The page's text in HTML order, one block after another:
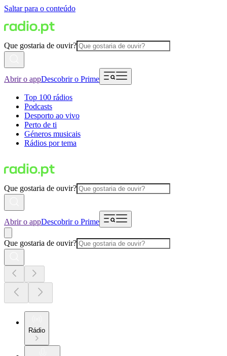
Saltar para o conteúdo
Que gostaria de ouvir?
Abrir o appDescobrir o Prime
Top 100 rádios
Podcasts
Desporto ao vivo
Perto de ti
Géneros musicais
Rádios por tema
Que gostaria de ouvir?
Abrir o appDescobrir o Prime
Que gostaria de ouvir?
Rádio